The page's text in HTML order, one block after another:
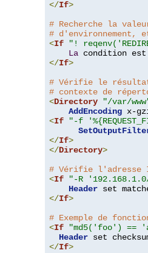
</If>
# Recherche la
# d'environnement,
<If "!
La condition
</If>
# Vérifie le résultat
# contexte de
<Directory "/var/
AddEncoding
<If
"-f
</If>
</Directory>
# Vérifie l'adresse
<If "-R
Header
</If>
# Exemple de
<If
"md5('foo') ==
Header
</If>